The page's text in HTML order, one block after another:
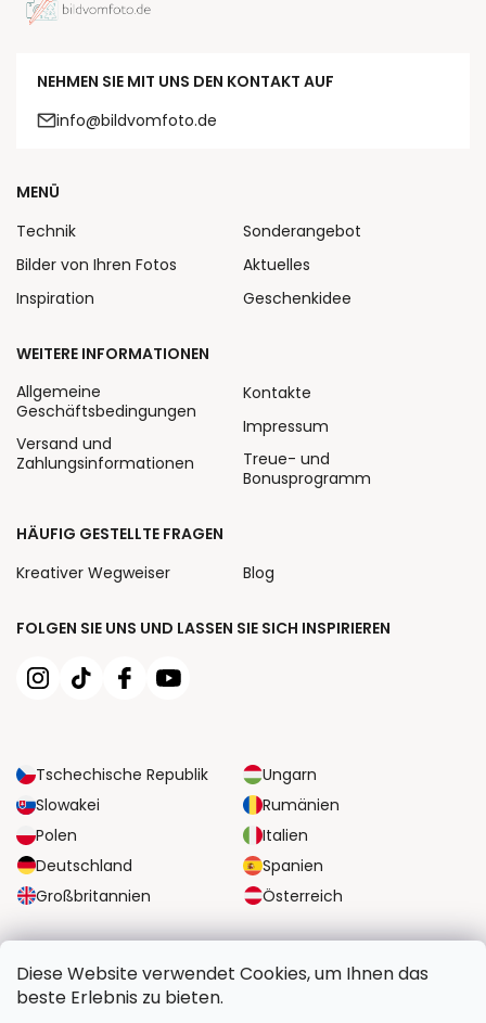
Diese Website verwendet Cookies, um Ihnen das
beste Erlebnis zu bieten.
NEHMEN SIE MIT UNS DEN KONTAKT AUF
info@bildvomfoto.de
FOLGEN SIE UNS UND LASSEN SIE SICH INSPIRIEREN
Tschechische Republik
Ungarn
Slowakei
Rumänien
Polen
Italien
Deutschland
Spanien
Großbritannien
Österreich
MENÜ
Technik
Bilder von Ihren Fotos
Inspiration
Sonderangebot
Aktuelles
Geschenkidee
WEITERE INFORMATIONEN
Allgemeine
Geschäftsbedingungen
Versand und
Zahlungsinformationen
Kontakte
Impressum
Treue- und
Bonusprogramm
HÄUFIG GESTELLTE FRAGEN
Kreativer Wegweiser
Blog